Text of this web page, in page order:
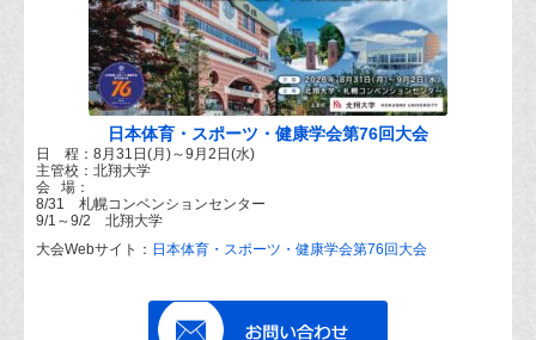
日本体育・スポーツ・健康学会第76回大会
日 程：8月31日(月)～9月2日(水)
主管校：北翔大学
会 場：
8/31 札幌コンベンションセンター
9/1～9/2 北翔大学
大会Webサイト： 日本体育・スポーツ・健康学会第76回大会